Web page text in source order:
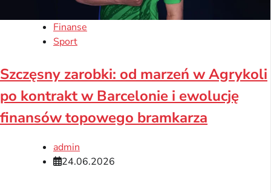
Finanse
Sport
Szczęsny zarobki: od marzeń w Agrykoli
po kontrakt w Barcelonie i ewolucję
finansów topowego bramkarza
admin
24.06.2026